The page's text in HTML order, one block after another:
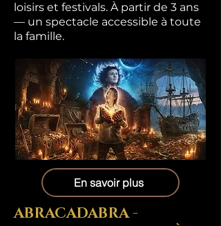
loisirs et festivals. À partir de 3 ans
— un spectacle accessible à toute
la famille.
En savoir plus
ABRACADABRA -